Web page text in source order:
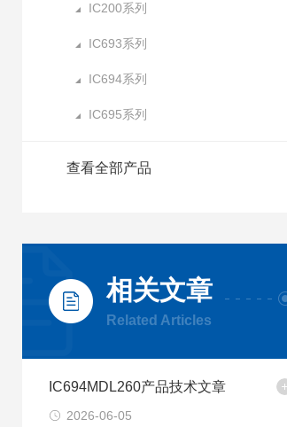
IC200系列
IC693系列
IC694系列
IC695系列
查看全部产品
相关文章
Related Articles
IC694MDL260产品技术文章
2026-06-05